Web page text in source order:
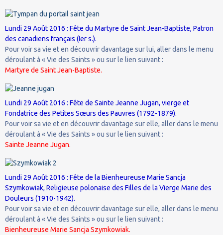
Lundi 29 Août 2016 : Fête du Martyre de Saint Jean-Baptiste, Patron
des canadiens français (Ier s.).
Pour voir sa vie et en découvrir davantage sur lui, aller dans le menu
déroulant à « Vie des Saints » ou sur le lien suivant :
Martyre de Saint Jean-Baptiste.
Lundi 29 Août 2016 : Fête de Sainte Jeanne Jugan, vierge et
Fondatrice des Petites Sœurs des Pauvres (1792-1879).
Pour voir sa vie et en découvrir davantage sur elle, aller dans le menu
déroulant à « Vie des Saints » ou sur le lien suivant :
Sainte Jeanne Jugan.
Lundi 29 Août 2016 : Fête de la Bienheureuse Marie Sancja
Szymkowiak, Religieuse polonaise des Filles de la Vierge Marie des
Douleurs (1910-1942).
Pour voir sa vie et en découvrir davantage sur elle, aller dans le menu
déroulant à « Vie des Saints » ou sur le lien suivant :
Bienheureuse Marie Sancja Szymkowiak.